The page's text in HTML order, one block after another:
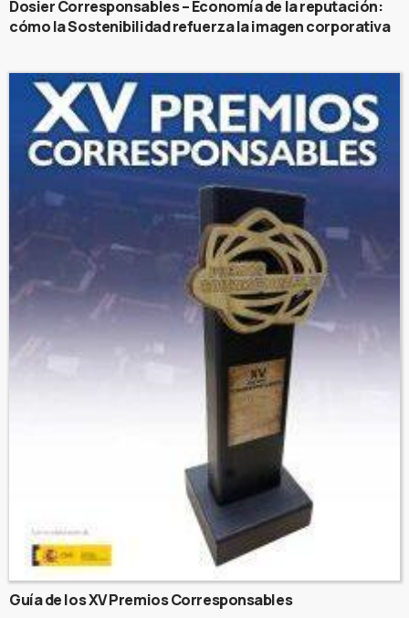
Dosier Corresponsables – Economía de la reputación:
cómo la Sostenibilidad refuerza la imagen corporativa
Guía de los XV Premios Corresponsables